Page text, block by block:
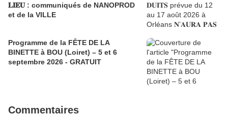
𝐋𝐈𝐄𝐔 : communiqués de NANOPROD
et de la VILLE
Programme de la FÊTE DE LA
BINETTE à BOU (Loiret) – 5 et 6
septembre 2026 - GRATUIT
Commentaires